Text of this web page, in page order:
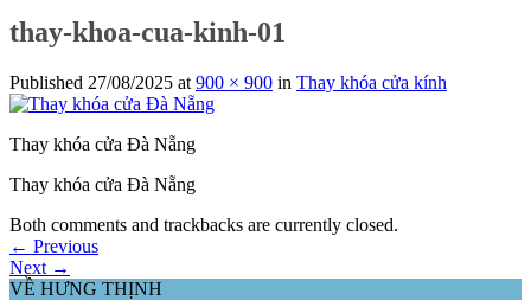
thay-khoa-cua-kinh-01
Published 27/08/2025 at 900 × 900 in Thay khóa cửa kính
Thay khóa cửa Đà Nẵng
Thay khóa cửa Đà Nẵng
Both comments and trackbacks are currently closed.
← Previous
Next →
VỀ HƯNG THỊNH